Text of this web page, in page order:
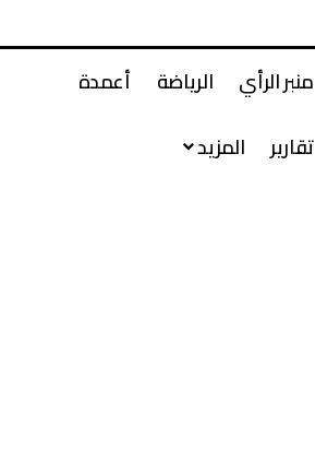
منبر الرأي الرياضة
أعمدة
تقارير المزيد